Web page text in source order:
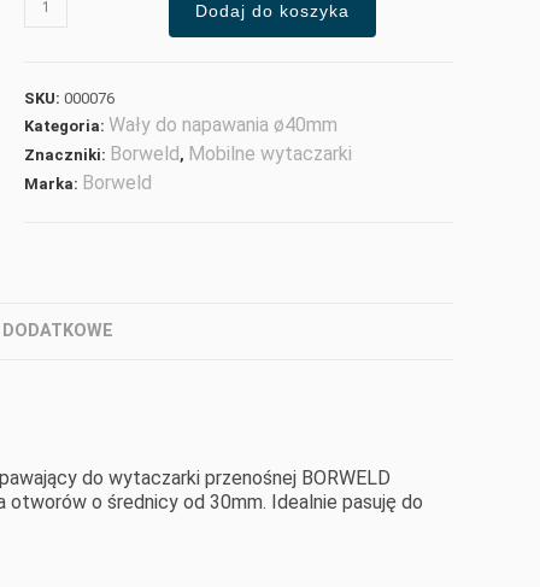
Dodaj do koszyka
SKU:000076
Kategoria: Wały do napawania ø40mm
Znaczniki: Borweld, Mobilne wytaczarki
Marka: Borweld
do wytaczarki przenośnej BORWELD
otworów o średnicy od 30mm. Idealnie pasuję do